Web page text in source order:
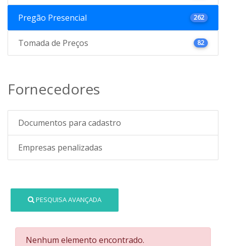
Pregão Presencial 262
Tomada de Preços 82
Fornecedores
Documentos para cadastro
Empresas penalizadas
PESQUISA AVANÇADA
Nenhum elemento encontrado.